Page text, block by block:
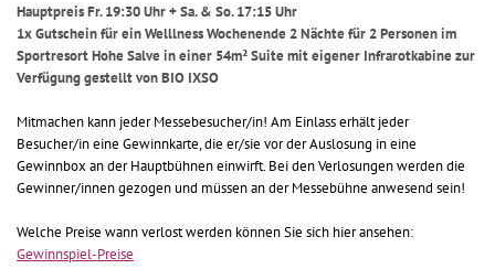
Hauptpreis Fr. 19:30 Uhr + Sa. & So. 17:15 Uhr
1x Gutschein für ein Welllness Wochenende 2 Nächte für 2 Personen im
Sportresort Hohe Salve in einer 54m² Suite mit eigener Infrarotkabine zur
Verfügung gestellt von BIO IXSO
Mitmachen kann jeder Messebesucher/in! Am Einlass erhält jeder
Besucher/in eine Gewinnkarte, die er/sie vor der Auslosung in eine
Gewinnbox an der Hauptbühnen einwirft. Bei den Verlosungen werden die
Gewinner/innen gezogen und müssen an der Messebühne anwesend sein!
Welche Preise wann verlost werden können Sie sich hier ansehen:
Gewinnspiel-Preise